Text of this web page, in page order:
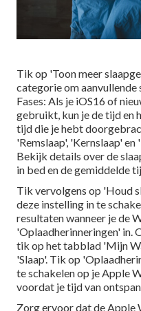
Tik op 'Toon meer
categorie om aanvullende
Fases: Als je iOS16 of
gebruikt, kun je de tijd en
tijd die je hebt
'Remslaap', 'Kernslaap'
Bekijk details over de
in bed en de gemiddelde
Tik vervolgens op 'Houd
deze instelling in te
resultaten wanneer je de
'Oplaadherinneringen' in.
tik op het tabblad 'Mijn
'Slaap'. Tik op
te schakelen op je Apple
voordat je tijd van
Zorg ervoor dat de Apple